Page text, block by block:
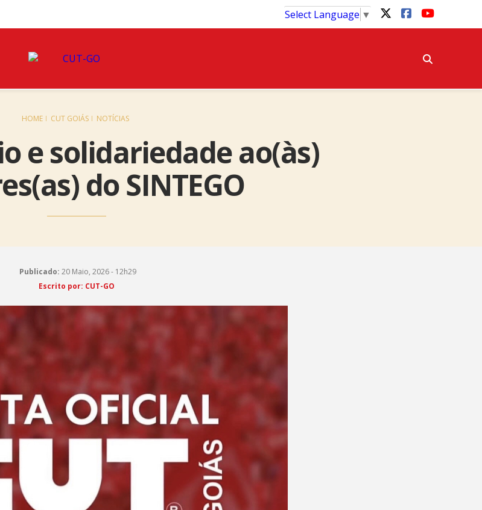
Select Language ▼
HOME CUT GOIÁS NOTÍCIAS
e solidariedade ao(às)
do SINTEGO
Publicado: 20 Maio, 2026 - 12h29
Escrito por: CUT-GO